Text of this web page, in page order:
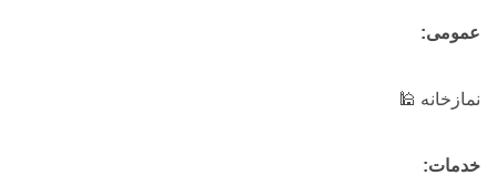
عمومی:
نمازخانه 🕌
خدمات: